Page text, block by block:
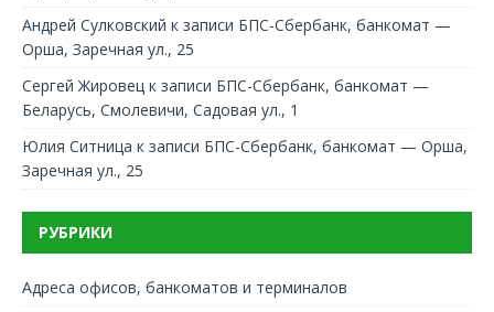
Андрей Сулковский к записи БПС-Сбербанк, банкомат —
Орша, Заречная ул., 25
Сергей Жировец к записи БПС-Сбербанк, банкомат —
Беларусь, Смолевичи, Садовая ул., 1
Юлия Ситница к записи БПС-Сбербанк, банкомат — Орша,
Заречная ул., 25
РУБРИКИ
Адреса офисов, банкоматов и терминалов